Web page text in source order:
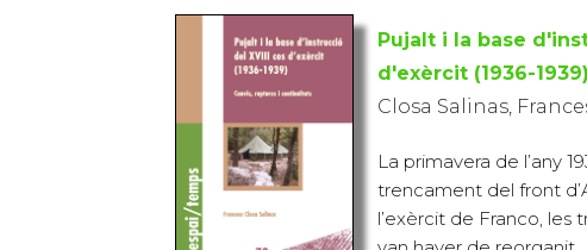
Pujalt i la base
d'exèrcit (1936-
Closa Salinas,
La primavera de l’any
trencament del front
l’exèrcit de Franco, les